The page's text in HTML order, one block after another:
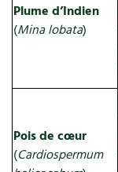
Plume d’Indien
(Mina lobata)
Pois de cœur
(Cardiospermum